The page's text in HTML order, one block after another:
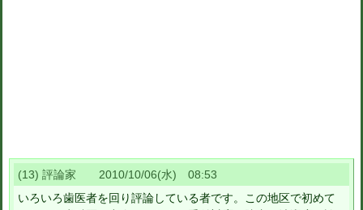
(13) 評論家 2010/10/06(水) 08:53
いろいろ歯医者を回り評論している者です。この地区で初めて